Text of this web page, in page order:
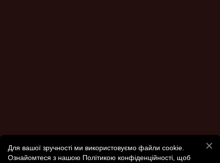
Для вашої зручності ми використовуємо файли cookie.
Ознайомтеся з нашою Політикою конфіденційності, щоб